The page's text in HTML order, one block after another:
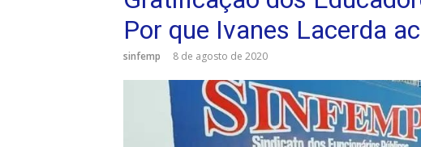
Por que Ivanes Lacerda
sinfemp 8 de agosto de 2020